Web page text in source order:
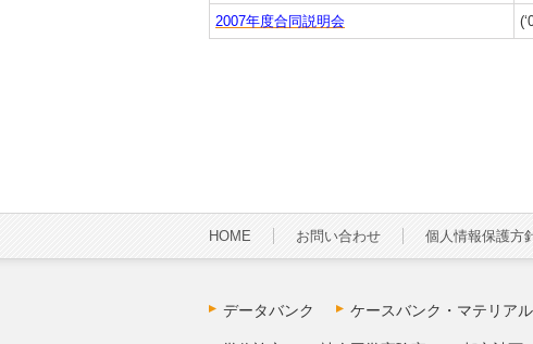
2007年度合同説明会
HOME お問い合わせ 個人情報保護方
データバンク ケースバンク・マテリアル